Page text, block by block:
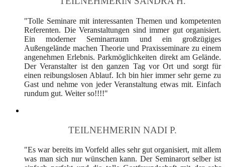
"Tolle Seminare mit interessanten Themen und kompetenten
Referenten. Die Veranstaltungen sind immer gut organisiert.
Ein moderner Seminarraum und ein großzügiges
Außengelände machen Theorie und Praxisseminare zu einem
angenehmen Erlebnis. Parkmöglichkeiten direkt am Gelände.
Der Veranstalter ist den ganzen Tag vor Ort und sorgt für
einen reibungslosen Ablauf. Ich bin hier immer sehr gerne zu
Gast und nehme von jeder Veranstaltung etwas mit. Einfach
rundum gut. Weiter so!!!!"
TEILNEHMERIN NADI P.
"Es war bereits im Vorfeld alles sehr gut organisiert, mit allem
was man sich nur wünschen kann. Der Seminarort selber ist